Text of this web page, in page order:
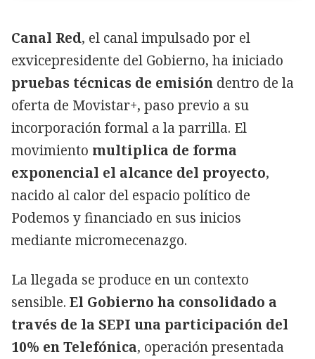
Canal Red, el canal impulsado por el
exvicepresidente del Gobierno, ha iniciado
pruebas técnicas de emisión dentro de la
oferta de Movistar+, paso previo a su
incorporación formal a la parrilla. El
movimiento multiplica de forma
exponencial el alcance del proyecto,
nacido al calor del espacio político de
Podemos y financiado en sus inicios
mediante micromecenazgo.
La llegada se produce en un contexto
sensible. El Gobierno ha consolidado a
través de la SEPI una participación del
10% en Telefónica, operación presentada